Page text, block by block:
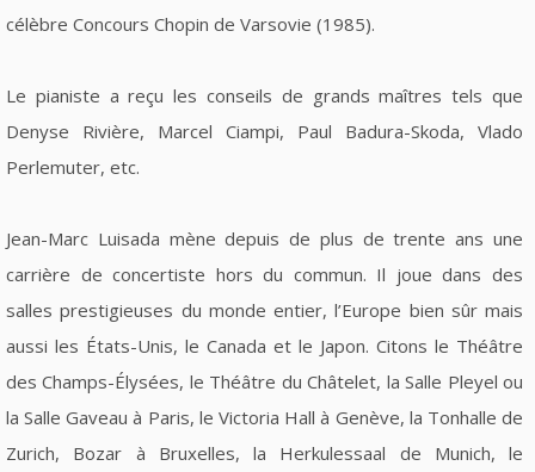
célèbre Concours Chopin de Varsovie (1985).
Le pianiste a reçu les conseils de grands maîtres tels que
Denyse Rivière, Marcel Ciampi, Paul Badura-Skoda, Vlado
Perlemuter, etc.
Jean-Marc Luisada mène depuis de plus de trente ans une
carrière de concertiste hors du commun. Il joue dans des
salles prestigieuses du monde entier, l’Europe bien sûr mais
aussi les États-Unis, le Canada et le Japon. Citons le Théâtre
des Champs-Élysées, le Théâtre du Châtelet, la Salle Pleyel ou
la Salle Gaveau à Paris, le Victoria Hall à Genève, la Tonhalle de
Zurich, Bozar à Bruxelles, la Herkulessaal de Munich, le